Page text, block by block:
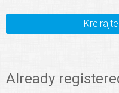
Already